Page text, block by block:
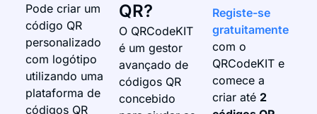
Pode criar um
código QR
personalizado
com logótipo
utilizando uma
plataforma de
códigos QR
QR?
O QRCodeKIT
é um gestor
avançado de
códigos QR
concebido
Registe-se
gratuitamente
com o
QRCodeKIT e
comece a
criar até 2